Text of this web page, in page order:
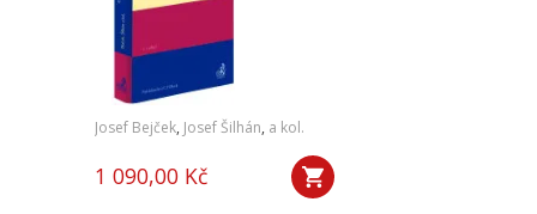
Josef Bejček, Josef Šilhán, a kol.
1 090,00 Kč